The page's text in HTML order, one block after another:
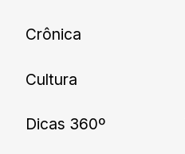
Crônica
Cultura
Dicas 360º